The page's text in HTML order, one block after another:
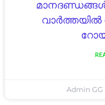
വാർത്തയിൽ
Admin GG